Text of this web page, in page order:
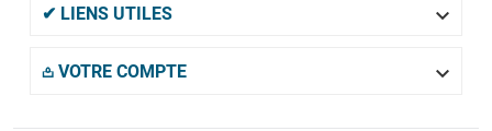
✔ LIENS UTILES 
𖡌 VOTRE COMPTE 